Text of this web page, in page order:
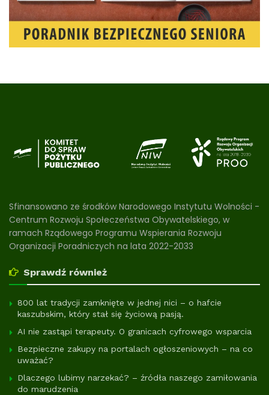
Sfinansowano ze środków Narodowego Instytutu Wolności -
Centrum Rozwoju Społeczeństwa Obywatelskiego, w
ramach Rządowego Programu Wspierania Rozwoju
Organizacji Poradniczych na lata 2022-2033
Sprawdź również
800 lat tradycji zamknięte w jednej nici – o hafcie
kaszubskim, który stał się życiową pasją.
AI nie zastąpi terapeuty. O granicach cyfrowego wsparcia
Bezpieczne zakupy na portalach ogłoszeniowych – na co
uważać?
Dlaczego lubimy narzekać? – źródła naszego zamiłowania
do marudzenia